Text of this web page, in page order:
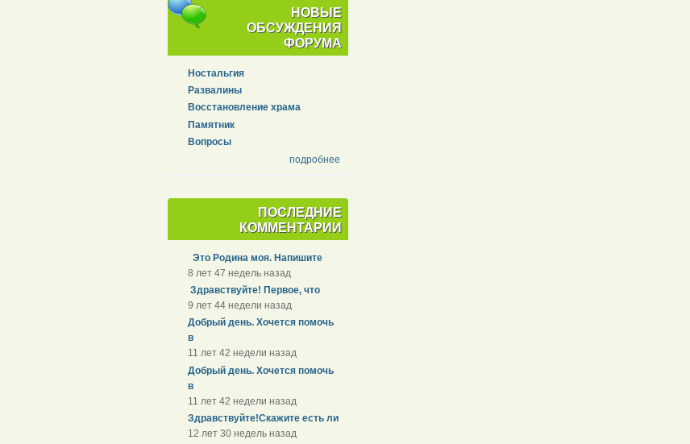
НОВЫЕ
ОБСУЖДЕНИЯ
ФОРУМА
Ностальгия
Развалины
Восстановление храма
Памятник
Вопросы
подробнее
ПОСЛЕДНИЕ
КОММЕНТАРИИ
Это Родина моя. Напишите
8 лет 47 недель назад
Здравствуйте! Первое, что
9 лет 44 недели назад
Добрый день. Хочется помочь
в
11 лет 42 недели назад
Добрый день. Хочется помочь
в
11 лет 42 недели назад
Здравствуйте!Скажите есть ли
12 лет 30 недель назад